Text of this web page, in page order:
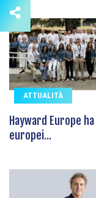
ATTUALITÀ
Hayward Europe
europei...